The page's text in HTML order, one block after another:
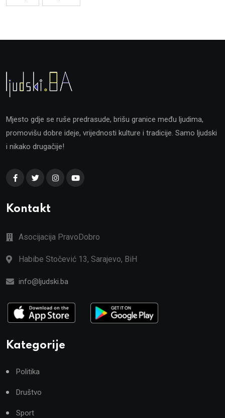
Mjesto gdje se ruše predrasude, brišu granice među ljudima,
promovišu dobre ideje, vrijednosti kulture i tradicije. Samo ljudski
i nikako drugačije!
Kontakt
Asocijacija PravoDobro
Habibe Stočević 13, Sarajevo, BiH
info@ljudski.ba
Kategorije
Politika
Društvo
Sport